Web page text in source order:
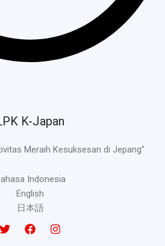
K-Japan
Meraih Kesuksesan di Jepang”
Indonesia
English
日本語